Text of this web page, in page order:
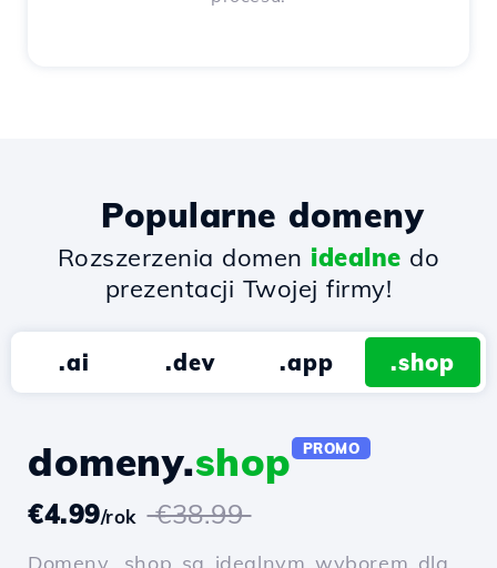
Popularne domeny
Rozszerzenia domen idealne do
prezentacji Twojej firmy!
.ai .dev .app .shop
domeny.shop PROMO
€4.99/rok €38.99